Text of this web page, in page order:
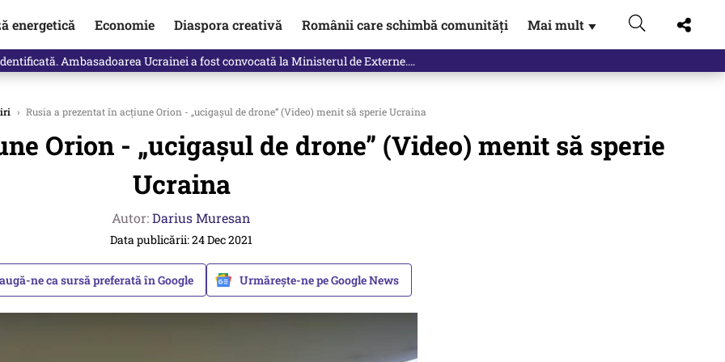
energetică Economie Diaspora creativă Românii care schimbă comunități Mai mult ▼
Ambasadoarea Ucrainei a fost convocată la Ministerul de Externe.…
› Rusia a prezentat în acțiune Orion - „ucigașul de drone” (Video) menit să sperie Ucraina
Orion - „ucigașul de drone” (Video) menit să sperie
Ucraina
Autor:Darius Muresan
Data publicării: 24 Dec 2021
ne ca sursă preferată în Google Urmărește-ne pe Google News